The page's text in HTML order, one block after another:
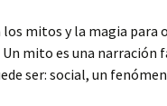
mitos y la magia para
mito es una narración
ser: social, un